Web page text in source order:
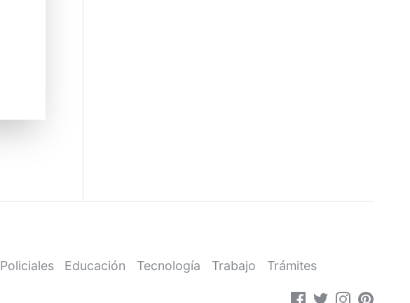
Policiales Educación Tecnología Trabajo Trámites